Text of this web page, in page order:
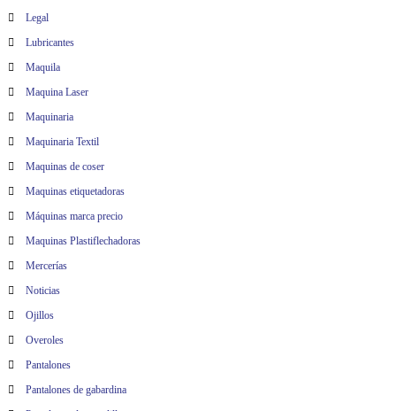
Legal
Lubricantes
Maquila
Maquina Laser
Maquinaria
Maquinaria Textil
Maquinas de coser
Maquinas etiquetadoras
Máquinas marca precio
Maquinas Plastiflechadoras
Mercerías
Noticias
Ojillos
Overoles
Pantalones
Pantalones de gabardina